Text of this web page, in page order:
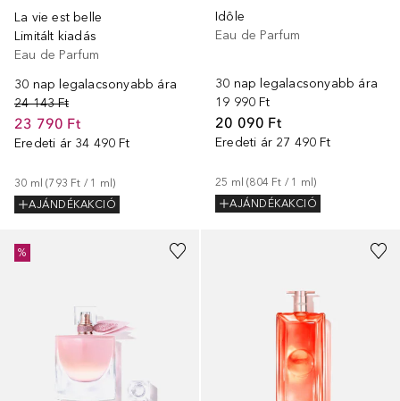
La vie est belle
Limitált kiadás
Eau de Parfum
30 nap legalacsonyabb ára
24 143 Ft
23 790 Ft
Eredeti ár 34 490 Ft
30 ml (793 Ft / 1 ml)
AJÁNDÉKAKCIÓ
Idôle
Eau de Parfum
30 nap legalacsonyabb ára
19 990 Ft
20 090 Ft
Eredeti ár 27 490 Ft
25 ml (804 Ft / 1 ml)
AJÁNDÉKAKCIÓ
%